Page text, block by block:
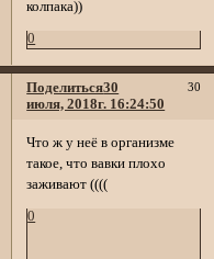
колпака))
0
Поделиться 30
30
июля, 2018г. 16:24:50
Что ж у неё в организме
такое, что вавки плохо
заживают ((((
0